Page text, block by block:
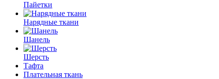
Пайетки
Нарядные ткани
Шанель
Шерсть
Тафта
Плательная ткань